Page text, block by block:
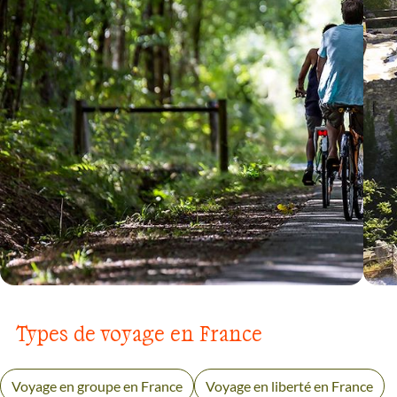
Types de voyage en France
Voyage en groupe en France Voyage en liberté en France